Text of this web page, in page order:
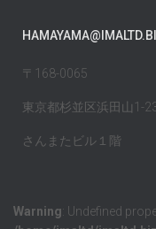
〒168-0065
東京都杉並区浜田山1-
さんまたビル１階
Warning: Undefined